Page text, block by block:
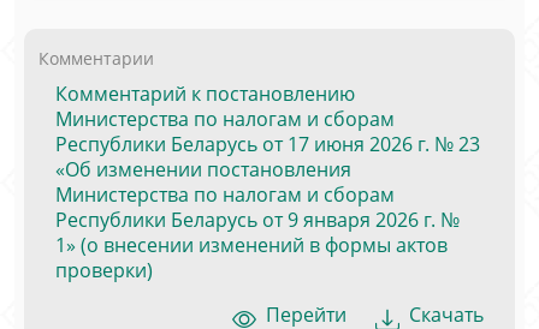
Комментарии
Комментарий к постановлению
Министерства по налогам и сборам
Республики Беларусь от 17 июня 2026 г. № 23
«Об изменении постановления
Министерства по налогам и сборам
Республики Беларусь от 9 января 2026 г. №
1» (о внесении изменений в формы актов
проверки)
Перейти
Скачать